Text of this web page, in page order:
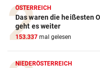
ÖSTERREICH
Das waren die heißesten
geht es weiter
153.337 mal gelesen
NIEDERÖSTERREICH